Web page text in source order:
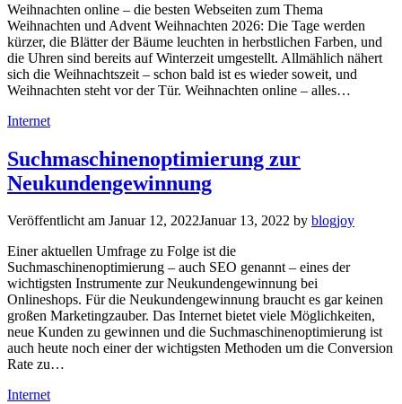
Weihnachten online – die besten Webseiten zum Thema
Weihnachten und Advent Weihnachten 2026: Die Tage werden
kürzer, die Blätter der Bäume leuchten in herbstlichen Farben, und
die Uhren sind bereits auf Winterzeit umgestellt. Allmählich nähert
sich die Weihnachtszeit – schon bald ist es wieder soweit, und
Weihnachten steht vor der Tür. Weihnachten online – alles…
Kategorien
Internet
Suchmaschinenoptimierung zur
Neukundengewinnung
Veröffentlicht am Januar 12, 2022Januar 13, 2022 by blogjoy
Einer aktuellen Umfrage zu Folge ist die
Suchmaschinenoptimierung – auch SEO genannt – eines der
wichtigsten Instrumente zur Neukundengewinnung bei
Onlineshops. Für die Neukundengewinnung braucht es gar keinen
großen Marketingzauber. Das Internet bietet viele Möglichkeiten,
neue Kunden zu gewinnen und die Suchmaschinenoptimierung ist
auch heute noch einer der wichtigsten Methoden um die Conversion
Rate zu…
Kategorien
Internet